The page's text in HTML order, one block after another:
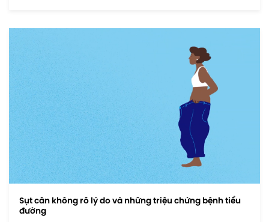
Sụt cân không rõ lý do và những triệu chứng bệnh tiểu
đường